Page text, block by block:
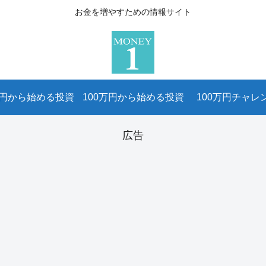
お金を増やすための情報サイト
から始める投資 100万円から始める投資 100万円チャレ
広告